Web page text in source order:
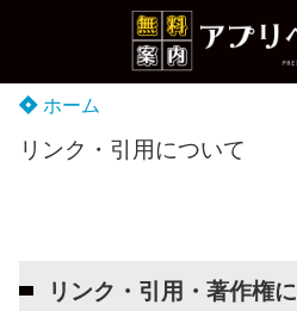
ホーム
リンク・引用について
リンク・引用・著作権